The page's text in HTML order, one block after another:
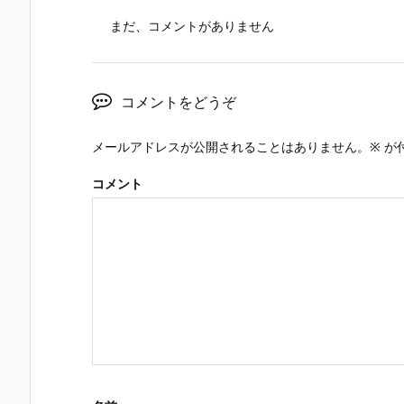
まだ、コメントがありません
コメントをどうぞ
メールアドレスが公開されることはありません。 ※ が
コメント